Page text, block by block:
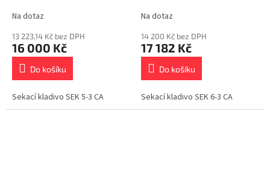
Na dotaz
13 223,14 Kč bez DPH
16 000 Kč
Do košíku
Sekací kladivo SEK 5-3 CA
Na dotaz
14 200 Kč bez DPH
17 182 Kč
Do košíku
Sekací kladivo SEK 6-3 CA